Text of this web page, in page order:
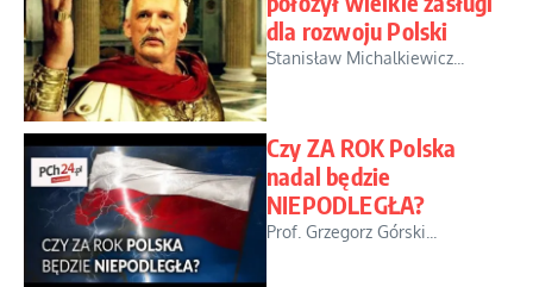
dla rozwoju Polski
Stanisław Michalkiewicz...
Czy ZA ROK Polska
nadal będzie
NIEPODLEGŁA?
Prof. Grzegorz Górski...